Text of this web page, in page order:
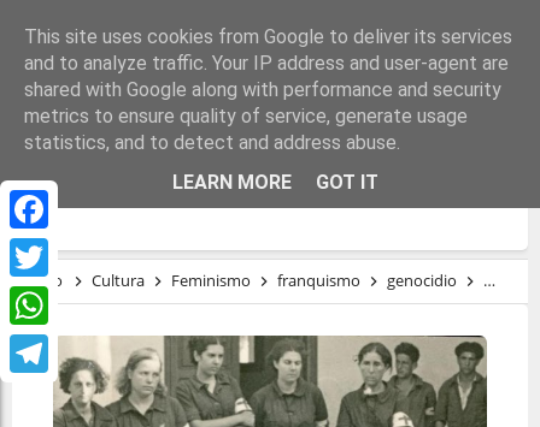
Facebook
Twitter
WhatsApp
Telegram
UN DOCUMENTAL SOBRE LA MEMORIA
HISTÓRICA FEMENINA
Inicio Cultura Feminismo franquismo genocidio mujer
This site uses cookies from Google to deliver its services
and to analyze traffic. Your IP address and user-agent are
shared with Google along with performance and security
metrics to ensure quality of service, generate usage
statistics, and to detect and address abuse.
LEARN MORE
GOT IT